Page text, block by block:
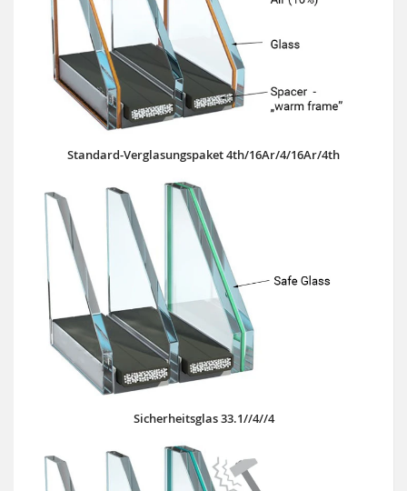
Standard-Verglasungspaket 4th/16Ar/4/16Ar/4th
Sicherheitsglas 33.1//4//4